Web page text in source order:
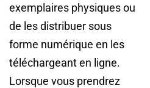
exemplaires physiques ou
de les distribuer sous
forme numérique en les
téléchargeant en ligne.
Lorsque vous prendrez